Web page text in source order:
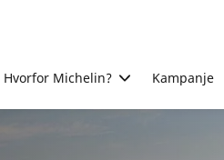
Hvorfor Michelin? Kampanje